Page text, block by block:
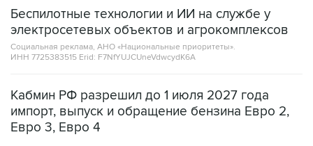
Беспилотные технологии и ИИ на службе у
электросетевых объектов и агрокомплексов
Социальная реклама, АНО «Национальные приоритеты».
ИНН 7725383515 Erid: F7NfYUJCUneVdwcydK6A
Кабмин РФ разрешил до 1 июля 2027 года
импорт, выпуск и обращение бензина Евро 2,
Евро 3, Евро 4